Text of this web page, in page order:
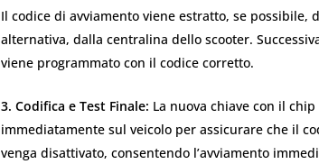
Il codice di avviamento viene estratto, se possibile,
alternativa, dalla centralina dello scooter.
viene programmato con il codice corretto.
3. Codifica e Test Finale: La nuova chiave con il
immediatamente sul veicolo per assicurare che il
venga disattivato, consentendo l’avviamento